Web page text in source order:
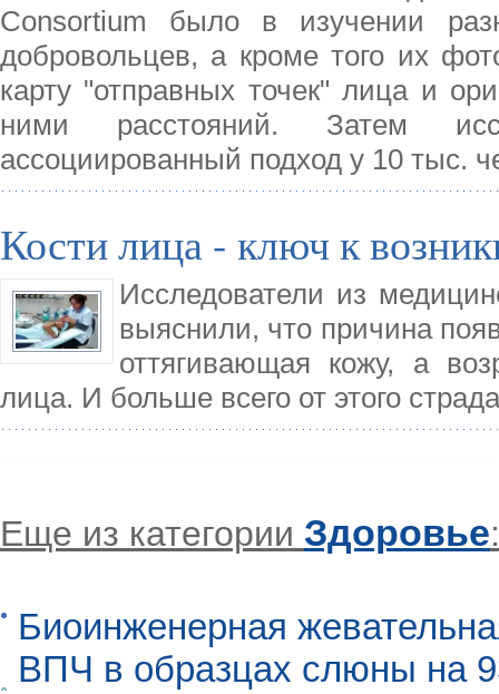
Consortium было в изучении
добровольцев, а кроме того их
карту "отправных точек" лица и
ними расстояний. Затем
ассоциированный подход у 10 тыс.
Кости лица - ключ к
Исследователи из
выяснили, что причина
оттягивающая кожу, а
лица. И больше всего от этого
Еще из категории Здоровье:
Биоинженерная
ВПЧ в образцах слюны на